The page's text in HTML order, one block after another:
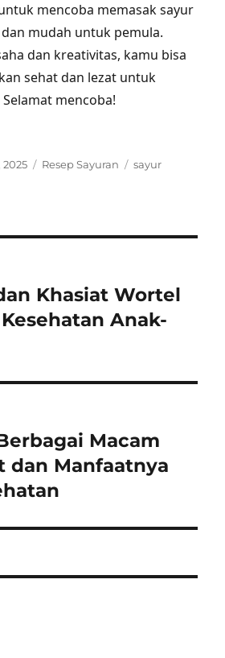
mencoba memasak sayur
mudah untuk pemula.
dan kreativitas, kamu bisa
sehat dan lezat untuk
mencoba!
2025 Categories
Resep Sayuran Tags
sayur
Khasiat Wortel
Anak-
Macam
dan Manfaatnya